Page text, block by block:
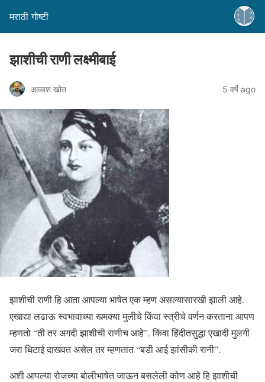
मराठी गोष्टी
झाशीची राणी लक्ष्मीबाई
आकाश खोत 5 वर्षे ago
झाशीची राणी हि आता आपल्या भाषेत एक म्हण असल्यासारखी झाली आहे.
एखाद्या लढाऊ स्वभावाच्या खमक्या मुलीचे किंवा स्त्रीचे वर्णन करताना आपण
म्हणतो “ती तर अगदी झाशीची राणीच आहे”. किंवा हिंदीतसुद्धा एखादी मुलगी
जरा धिटाई दाखवत असेल तर म्हणतात “बडी आई झांसीकी रानी”.
अशी आपल्या रोजच्या बोलीभाषेत जाऊन बसलेली कोण आहे हि झाशीची